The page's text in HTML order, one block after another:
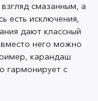
для
для зелёных
смазанным, а
есть исключения,
дают классный
вместо него можно
карандаш
гармонирует с